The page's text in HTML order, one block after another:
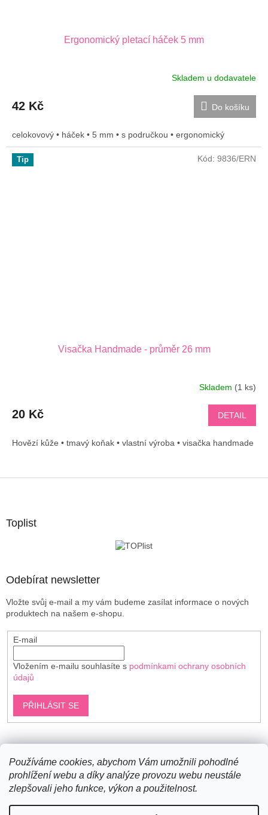
Používáme cookies, abychom Vám umožnili pohodlné
prohlížení webu a díky analýze provozu webu neustále
zlepšovali jeho funkce, výkon a použitelnost.
Ergonomický pletací háček 5 mm
Skladem u dodavatele
42 Kč Do košíku
celokovový • háček • 5 mm • s područkou • ergonomický
Tip
Visačka Handmade - průměr 26 mm
Skladem (1 ks)
20 Kč DETAIL
Hovězí kůže • tmavý koňak • vlastní výroba • visačka handmade
Kód: 9836/ERN
Toplist
Odebírat newsletter
Vložte svůj e-mail a my vám budeme zasílat informace o nových
produktech na našem e-shopu.
E-mail
Vložením e-mailu souhlasíte s podmínkami ochrany osobních
údajů
PŘIHLÁSIT SE